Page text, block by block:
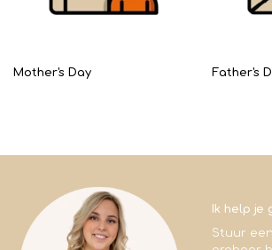
Mother's Day Father's
Ik help je
Stuur